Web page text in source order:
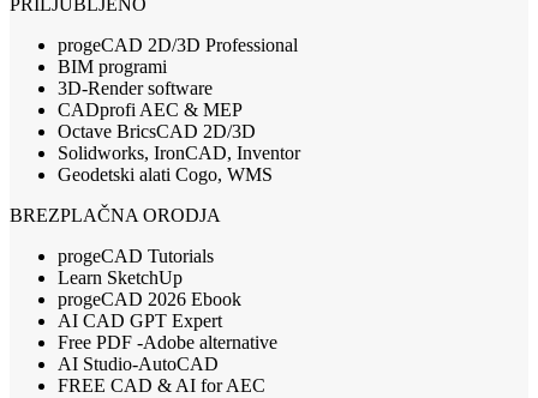
PRILJUBLJENO
progeCAD 2D/3D Professional
BIM programi
3D-Render software
CADprofi AEC & MEP
Octave BricsCAD 2D/3D
Solidworks, IronCAD, Inventor
Geodetski alati Cogo, WMS
BREZPLAČNA ORODJA
progeCAD Tutorials
Learn SketchUp
progeCAD 2026 Ebook
AI CAD GPT Expert
Free PDF -Adobe alternative
AI Studio-AutoCAD
FREE CAD & AI for AEC